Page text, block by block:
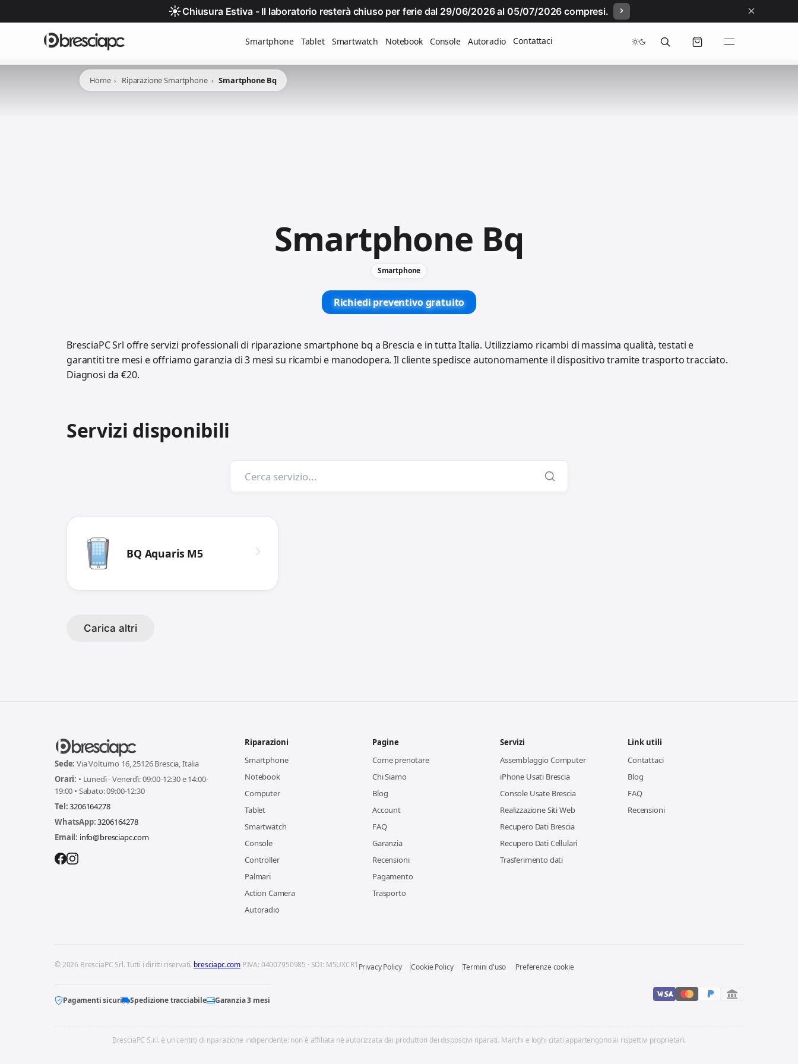
☀️Chiusura Estiva - Il laboratorio resterà chiuso per ferie dal 29/06/2026 al 05/07/2026 compresi. ×
Smartphone Tablet Smartwatch Notebook Console Autoradio Contattaci
Home Riparazione Smartphone Smartphone Bq
Smartphone Bq
Smartphone
Richiedi preventivo gratuito
BresciaPC Srl offre servizi professionali di riparazione smartphone bq a Brescia e in tutta Italia. Utilizziamo ricambi di massima qualità, testati e
garantiti tre mesi e offriamo garanzia di 3 mesi su ricambi e manodopera. Il cliente spedisce autonomamente il dispositivo tramite trasporto tracciato.
Diagnosi da €20.
Servizi disponibili
BQ Aquaris M5
Carica altri
Sede: Via Volturno 16, 25126 Brescia, Italia
Orari: • Lunedì - Venerdì: 09:00-12:30 e 14:00-
19:00 • Sabato: 09:00-12:30
Tel:3206164278
WhatsApp:3206164278
Email: info@bresciapc.com
Riparazioni
Smartphone
Notebook
Computer
Tablet
Smartwatch
Console
Controller
Palmari
Action Camera
Autoradio
Pagine
Come prenotare
Chi Siamo
Blog
Account
FAQ
Garanzia
Recensioni
Pagamento
Trasporto
Servizi
Assemblaggio Computer
iPhone Usati Brescia
Console Usate Brescia
Realizzazione Siti Web
Recupero Dati Brescia
Recupero Dati Cellulari
Trasferimento dati
Link utili
Contattaci
Blog
FAQ
Recensioni
© 2026 BresciaPC Srl. Tutti i diritti riservati. bresciapc.com P.IVA: 04007950985 · SDI: M5UXCR1 Privacy Policy Cookie Policy Termini d'uso Preferenze cookie
Pagamenti sicuri Spedizione tracciabile Garanzia 3 mesi
BresciaPC S.r.l. è un centro di riparazione indipendente: non è affiliata né autorizzata dai produttori dei dispositivi riparati. Marchi e loghi citati appartengono ai rispettivi proprietari.